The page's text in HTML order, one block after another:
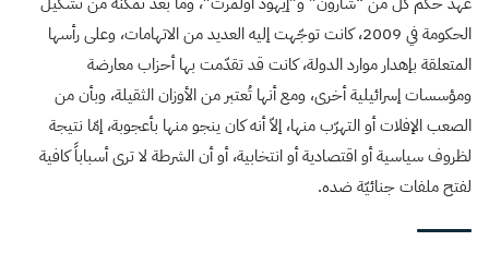
الحكومة في 2009، كانت توجّهت إليه العديد من الاتهامات، وعلى رأسها
المتعلقة بإهدار موارد الدولة، كانت قد تقدّمت بها أحزاب معارضة
ومؤسسات إسرائيلية أخرى، ومع أنها تُعتبر من الأوزان الثقيلة، وبأن من
الصعب الإفلات أو التهرّب منها، إلاّ أنه كان ينجو منها بأعجوبة، إمّا نتيجة
لظروف سياسية أو اقتصادية أو انتخابية، أو أن الشرطة لا ترى أسباباً كافية
لفتح ملفات جنائيّة ضده.